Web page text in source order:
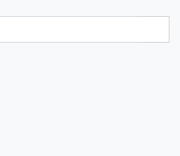
na Av. Heráclito